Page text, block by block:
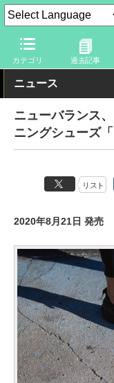
カテゴリ 過去記事
トラベル Watch 旅の
ニュース
ニューバランス
ニングシューズ
リスト
2020年8月21日 発売